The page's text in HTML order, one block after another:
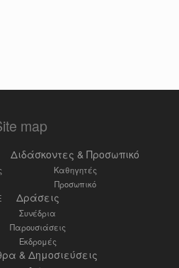
map
Διδάσκοντες & Προσωπικό
Καθηγητές
Προσωπικό
Δράσεις
Συνέδρια
Παρουσιάσεις
Εκδρομές
& Δημοσιεύσεις